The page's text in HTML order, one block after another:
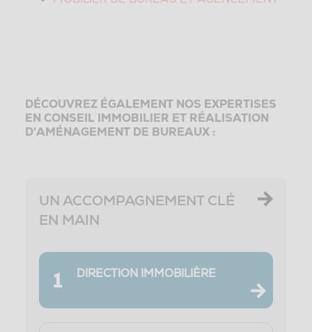
DÉCOUVREZ ÉGALEMENT NOS EXPERTISES
EN CONSEIL IMMOBILIER ET RÉALISATION
D'AMÉNAGEMENT DE BUREAUX :
UN ACCOMPAGNEMENT CLÉ
EN MAIN
1 DIRECTION IMMOBILIÈRE